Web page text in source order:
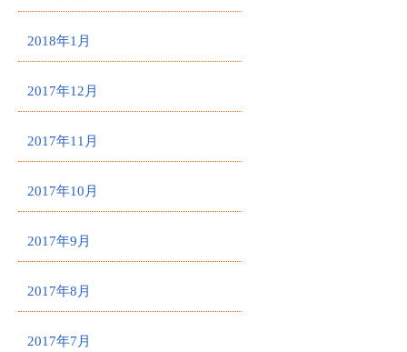
2018年1月
2017年12月
2017年11月
2017年10月
2017年9月
2017年8月
2017年7月